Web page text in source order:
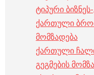
ტიპური
ქართული
მომზადება
ქართული
გეგმების